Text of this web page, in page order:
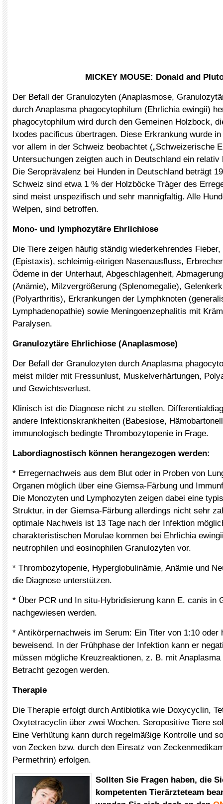
MICKEY MOUSE: Donald and
Der Befall der Granulozyten (Anaplasmose,
durch Anaplasma phagocytophilum (Ehrlichia ewingii)
phagocytophilum wird durch den Gemeinen Holzbock,
Ixodes pacificus übertragen. Diese Erkrankung wurde in
vor allem in der Schweiz beobachtet („Schweizerische
Untersuchungen zeigten auch in Deutschland ein relativ
Die Seroprävalenz bei Hunden in Deutschland beträgt
Schweiz sind etwa 1 % der Holzböcke Träger des
sind meist unspezifisch und sehr mannigfaltig. Alle
Welpen, sind betroffen.
Mono- und lymphozytäre Ehrlichiose
Die Tiere zeigen häufig ständig wiederkehrendes
(Epistaxis), schleimig-eitrigen Nasenausfluss,
Ödeme in der Unterhaut, Abgeschlagenheit,
(Anämie), Milzvergrößerung (Splenomegalie),
(Polyarthritis), Erkrankungen der Lymphknoten
Lymphadenopathie) sowie Meningoenzephalitis mit
Paralysen.
Granulozytäre Ehrlichiose (Anaplasmose)
Der Befall der Granulozyten durch Anaplasma
meist milder mit Fressunlust, Muskelverhärtungen,
und Gewichtsverlust.
Klinisch ist die Diagnose nicht zu stellen.
andere Infektionskrankheiten (Babesiose,
immunologisch bedingte Thrombozytopenie in Frage.
Labordiagnostisch können herangezogen werden:
* Erregernachweis aus dem Blut oder in Proben von
Organen möglich über eine Giemsa-Färbung und
Die Monozyten und Lymphozyten zeigen dabei eine
Struktur, in der Giemsa-Färbung allerdings nicht sehr
optimale Nachweis ist 13 Tage nach der Infektion
charakteristischen Morulae kommen bei Ehrlichia
neutrophilen und eosinophilen Granulozyten vor.
* Thrombozytopenie, Hyperglobulinämie, Anämie und
die Diagnose unterstützen.
* Über PCR und In situ-Hybridisierung kann E. canis in
nachgewiesen werden.
* Antikörpernachweis im Serum: Ein Titer von 1:10 oder
beweisend. In der Frühphase der Infektion kann er
müssen mögliche Kreuzreaktionen, z. B. mit
Betracht gezogen werden.
Therapie
Die Therapie erfolgt durch Antibiotika wie Doxycyclin,
Oxytetracyclin über zwei Wochen. Seropositive Tiere
Eine Verhütung kann durch regelmäßige Kontrolle und
von Zecken bzw. durch den Einsatz von
Permethrin) erfolgen.
Sollten Sie Fragen haben, die
kompetenten Tierärzteteam